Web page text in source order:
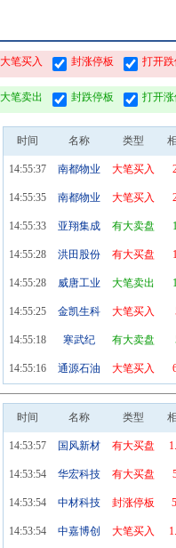
大笔买入 封涨停板 打开
大笔卖出 封跌停板 打开
时间 名称 类型
14:55:37 南都物业 大笔买入
14:55:35 南都物业 大笔买入
14:55:33 亚翔集成 有大卖盘
14:55:28 洪田股份 有大买盘
14:55:28 威唐工业 大笔卖出
14:55:25 金凯生科 大笔买入
14:55:18 寒武纪 有大卖盘
14:55:16 通源石油 大笔买入
时间 名称 类型
14:53:57 国风新材 有大买盘
14:53:54 华宏科技 有大买盘
14:53:54 中材科技 封涨停板
14:53:54 中嘉博创 大笔买入